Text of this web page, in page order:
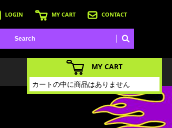
LOGIN MY CART CONTACT
MY CART
カートの中に商品はありません